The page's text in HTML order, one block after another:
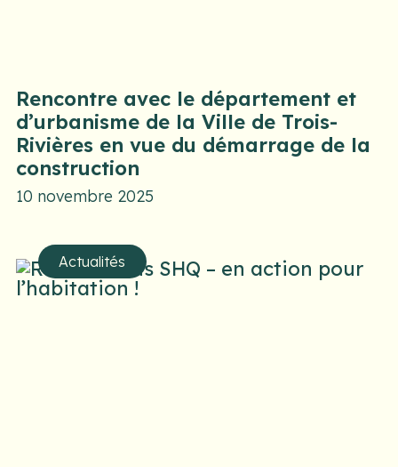
Rencontre avec le département et
d’urbanisme de la Ville de Trois-
Rivières en vue du démarrage de la
construction
10 novembre 2025
Actualités